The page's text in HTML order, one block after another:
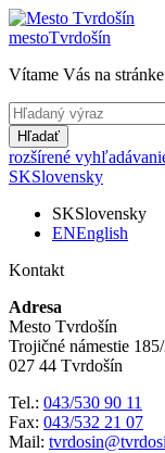
mestoTvrdošín
Vítame Vás na
Hľadať
rozšírené
SKSlovensky
SKSlovensky
ENEnglish
Kontakt
Adresa
Mesto Tvrdošín
Trojičné námestie
027 44 Tvrdošín
Tel.: 043/530 90 11
Fax: 043/532 21 07
Mail: